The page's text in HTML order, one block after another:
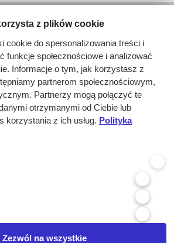
Tuch...
urząd...
z plików cookie
cookie do spersonalizowania treści i
funkcje społecznościowe i analizować
Informacje o tym, jak korzystasz z
partnerom społecznościowym,
Partnerzy mogą połączyć te
otrzymanymi od Ciebie lub
korzystania z ich usług. Polityka
Zezwól na wszystkie